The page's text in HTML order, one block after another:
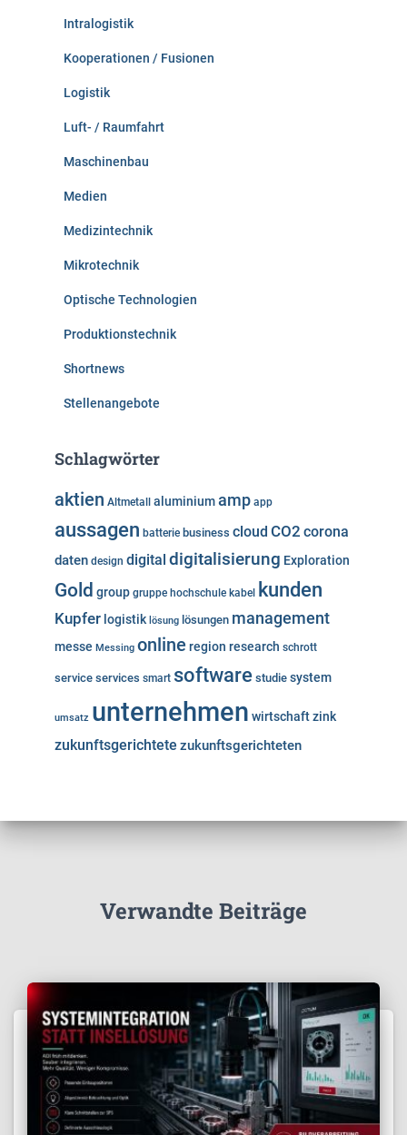
Intralogistik
Kooperationen / Fusionen
Logistik
Luft- / Raumfahrt
Maschinenbau
Medien
Medizintechnik
Mikrotechnik
Optische Technologien
Produktionstechnik
Shortnews
Stellenangebote
Schlagwörter
aktien Altmetall aluminiumamp app
aussagen batterie business cloud CO2 corona
daten design digital digitalisierung Exploration
Gold group gruppe hochschule kabel kunden
Kupfer logistik lösung lösungen management
messe Messing online region research schrott
service services smart software studie system
umsatz unternehmen wirtschaftzink
zukunftsgerichtete zukunftsgerichteten
Verwandte Beiträge